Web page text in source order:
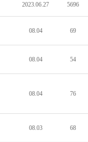
2023.06.27 5696
08.04 69
08.04 54
08.04 76
08.03 68